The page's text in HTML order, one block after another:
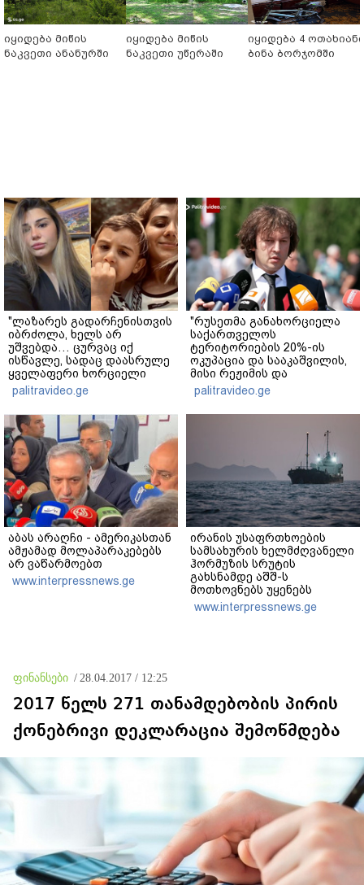
იყიდება მიწის
ნაკვეთი ანანურში
იყიდება მიწის
ნაკვეთი უწერაში
იყიდება 4 ოთახიანი
ბინა ბორჯომში
"ლაზარეს გადარჩენისთვის
იბრძოლა, ხელს არ
უშვებდა… ცურვაც იქ
ისწავლე, სადაც დაასრულე
ყველაფერი ხორციელი
ცხოვრებიდან" – რას წერს
ხობში დაღუპული დედა-
შვილის ახლობელი?
palitravideo.ge
"რუსეთმა განახორციელა
საქართველოს
ტერიტორიების 20%-ის
ოკუპაცია და სააკაშვილის,
მისი რეჟიმის და
"ნაცმოძრაობის" ღალატი
ვერანაირად ვერ
გადაფარავს ამ
palitravideo.ge
აბას არაღჩი - ამერიკასთან
ამჟამად მოლაპარაკებებს
არ ვაწარმოებთ
www.interpressnews.ge
ირანის უსაფრთხოების
სამსახურის ხელმძღვანელი
ჰორმუზის სრუტის
გახსნამდე აშშ-ს
მოთხოვნებს უყენებს
www.interpressnews.ge
ფინანსები / 28.04.2017 / 12:25
2017 წელს 271 თანამდებობის პირის
ქონებრივი დეკლარაცია შემოწმდება